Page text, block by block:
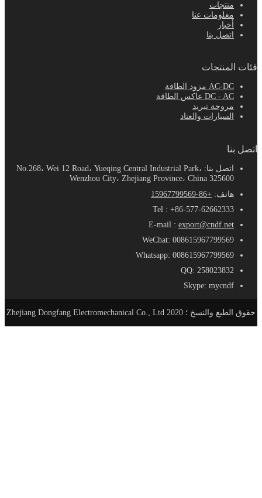
منتجات
معلومات عنا
أخبار
اتصل بنا
فئات المنتجات
AC-DC مزود الطاقة
DC - AC عاكس الطاقة
مروحة تبريد
السيارات والعتاد
اتصل بنا
اتصل بنا: No.268، Wei 12 Road، Yueqing Central Industrial Park،
Wenzhou City، Zhejiang Province، China 325600
هاتف: +86-15967799569
Tel : +86-577-62662333
E-mail : export@cndf.net
WeChat: 008615967799569
Whatsapp: 008615967799569
QQ: 258023832
Skype: mycndf
حقوق الطبع والنسخ ؛ 2020 Zhejiang Dongfang Electromechanical Co., Ltd